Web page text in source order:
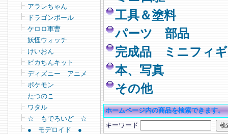
アラレちゃん
ドラゴンボール
ケロロ軍曹
妖怪ウォッチ
けいおん
ピカちんキット
ディズニー アニメ
ポケモン
たつのこ
ワタル
☆ もでろいど ☆
● モデロイド ●
工具＆塗料
パーツ 部品
完成品 ミニフィ
本、写真
その他
ホームページ内の商品を検索できます。
キーワード